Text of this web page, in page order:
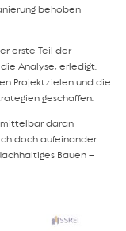
behoben
erste Teil der
Analyse, erledigt.
Projektzielen und die
geschaffen.
daran
doch aufeinander
Bauen –